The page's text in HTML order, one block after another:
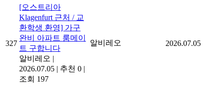
327
[오스트리아
Klagenfurt 근처 / 교
환학생 환영] 가구
완비 아파트 룸메이
트 구합니다
알비레오 |
2026.07.05 | 추천 0 |
조회 197
알비레오 2026.07.05